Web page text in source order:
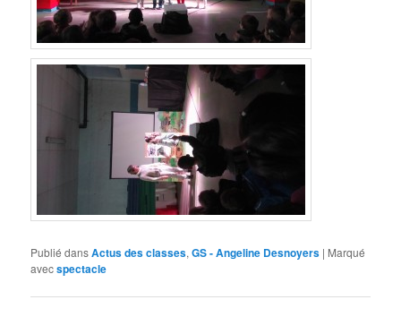
Publié dansActus des classes,GS - Angeline Desnoyers | Marqué
avecspectacle